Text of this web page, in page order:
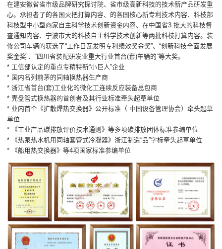
在建安徽省省市级品牌研究探讨院、省市级高新科技的技术新产品研发重
心。承担者了的各国火把打算内容、的各国核心新专利技术内容、科枝部
科枝型中小型商家自主科学技术创新资金内容、在中国省3.批大的科枝督
查通知内容、宁波市大的科枝自主科学技术创新等两批科枝打算内容。装
修公司车辆的获选了“工作日瓦发明专利绩效奖金奖”、“创新科技全面发展
奖金奖”、“四川省装配研发业重大行业首台(套)车辆的”等大奖。
* 工信部认定的重点专精特新“小巨人”企业
* 国内名列前茅的同轴换热器生产商
* 浙江省首台(套)工业化的微化工连续反应装备总包商
* 壳盘管式换热器的首创者及其行业标准牵头起草单位
* 业内首个《扩散焊热交换器》公开标准（ 中国设备管理协会）牵头起草
单位
* 《工业产品碳排放评价技术通则》等多项碳排放团体标准参编单位
* 《热泵热水机用同轴套管式冷凝器》浙江制造“品”字标牵头起草单位
* 《船用热交换器》等4项国家标准参编单位